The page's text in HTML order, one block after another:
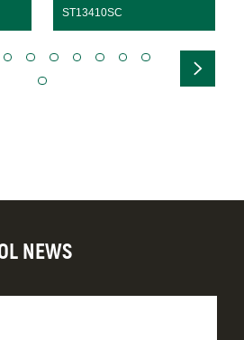
ST13410SC
NEWS